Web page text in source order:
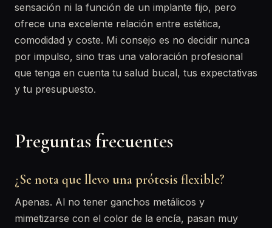
sensación ni la función de un implante fijo, pero
ofrece una excelente relación entre estética,
comodidad y coste. Mi consejo es no decidir nunca
por impulso, sino tras una valoración profesional
que tenga en cuenta tu salud bucal, tus expectativas
y tu presupuesto.
Preguntas frecuentes
¿Se nota que llevo una prótesis flexible?
Apenas. Al no tener ganchos metálicos y
mimetizarse con el color de la encía, pasan muy